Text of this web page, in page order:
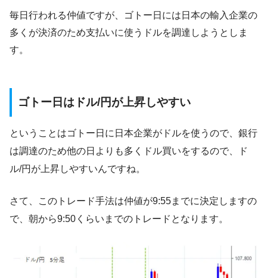
毎日行われる仲値ですが、ゴトー日には日本の輸入企業の
多くが決済のため支払いに使うドルを調達しようとしま
す。
ゴトー日はドル/円が上昇しやすい
ということはゴトー日に日本企業がドルを使うので、銀行
は調達のため他の日よりも多くドル買いをするので、ド
ル/円が上昇しやすいんですね。
さて、このトレード手法は仲値が9:55までに決定しますの
で、朝から9:50くらいまでのトレードとなります。